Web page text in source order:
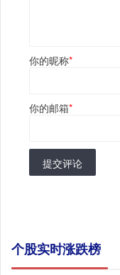
你的昵称*
你的邮箱*
提交评论
个股实时涨跌榜